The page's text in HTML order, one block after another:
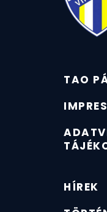
TAO
HÍREK